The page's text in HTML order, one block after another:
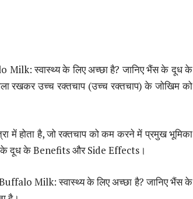
Milk: स्वास्थ्य के लिए अच्छा है? जानिए भैंस के दूध के
रखकर उच्च रक्तचाप (उच्च रक्तचाप) के जोखिम को
में होता है, जो रक्तचाप को कम करने में प्रमुख भूमिका
के दूध के Benefits और Side Effects।
Milk: स्वास्थ्य के लिए अच्छा है? जानिए भैंस के